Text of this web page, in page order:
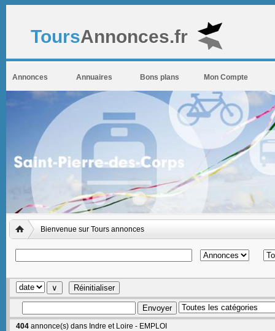
ToursAnnonces.fr
Annonces Annuaires Bons plans Mon Compte
Bienvenue sur Tours annonces
404 annonce(s) dans Indre et Loire - EMPLOI